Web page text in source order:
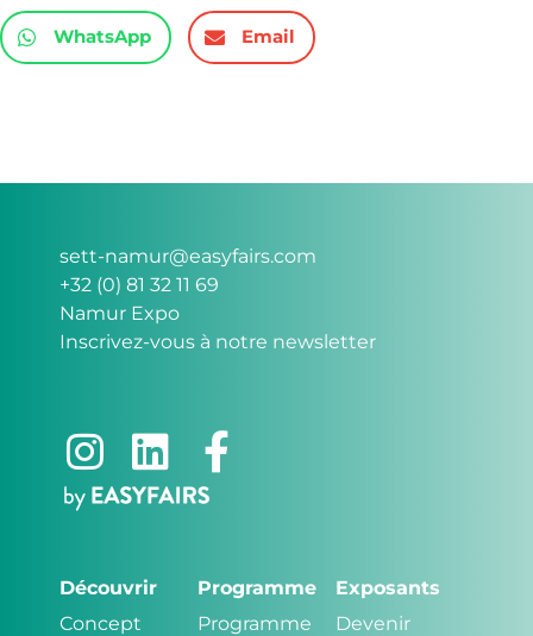
WhatsApp Email
sett-namur@easyfairs.com
+32 (0) 81 32 11 69
Namur Expo
Inscrivez-vous à notre newsletter
Découvrir
Concept
Programme
Programme
Exposants
Devenir